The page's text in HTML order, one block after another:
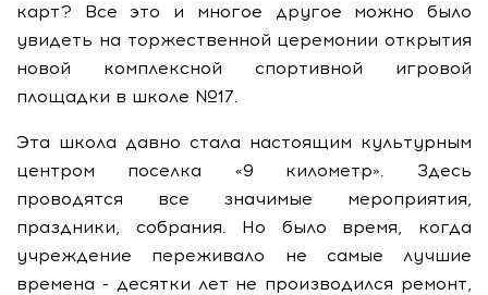
карт? Все это и многое другое можно было
увидеть на торжественной церемонии открытия
новой комплексной спортивной игровой
площадки в школе №17.
Эта школа давно стала настоящим культурным
центром поселка «9 километр». Здесь
проводятся все значимые мероприятия,
праздники, собрания. Но было время, когда
учреждение переживало не самые лучшие
времена - десятки лет не производился ремонт,